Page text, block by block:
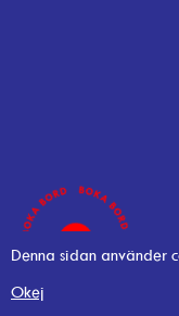
Denna sidan använder
Okej